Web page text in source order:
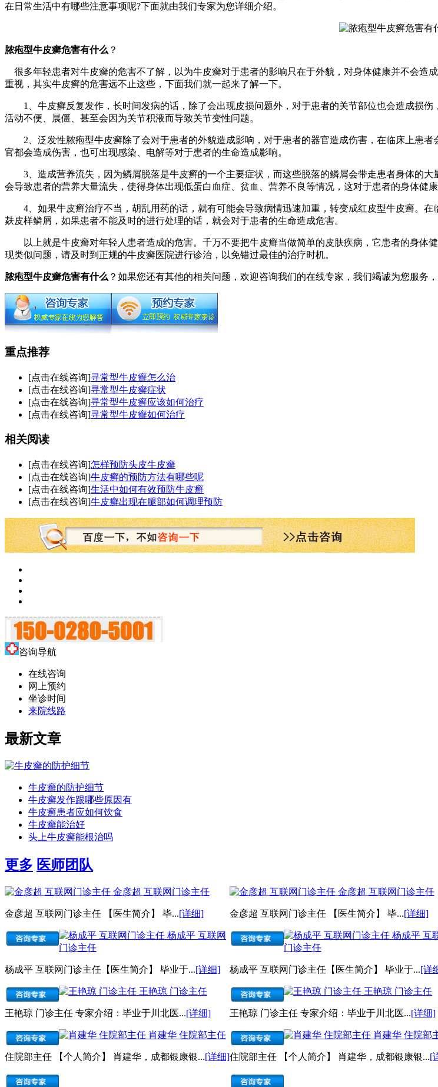
在日常生活中有哪些注意事项呢?下面就由我们专家为您详细介绍。
脓疱型牛皮癣危害有什么 ？
很多年轻患者对牛皮癣的危害不了解，以为牛皮癣对于患者的影响只在于外貌，对身体健康并不会造
重视，其实牛皮癣的危害远不止这些，下面我们就一起来了解一下。
1、牛皮癣反复发作，长时间发病的话，除了会出现皮损问题外，对于患者的关节部位也会造成损伤
活动不便、晨僵、甚至会因为关节积液而导致关节变性问题。
2、泛发性脓疱型牛皮癣除了会对于患者的外貌造成影响，对于患者的器官造成伤害，在临床上患者
官都会造成伤害，也可出现感染、电解等对于患者的生命造成影响。
3、造成营养流失，因为鳞屑脱落是牛皮癣的一个主要症状，而这些脱落的鳞屑会带走患者身体的大
会导致患者的营养大量流失，使得身体出现低蛋白血症、贫血、营养不良等情况，这对于患者的身体健
4、如果牛皮癣治疗不当，胡乱用药的话，就有可能会导致病情迅速加重，转变成红皮型牛皮癣。在
麸皮样鳞屑，如果患者不能及时的进行处理的话，就会对于患者的生命造成危害。
以上就是牛皮癣对年轻人患者造成的危害。千万不要把牛皮癣当做简单的皮肤疾病，它患者的身体
现类似问题，请及时到正规的牛皮癣医院进行诊治，以免错过最佳的治疗时机。
脓疱型牛皮癣危害有什么 ？如果您还有其他的相关问题，欢迎咨询我们的在线专家，我们竭诚为您服务，
重点推荐
[点击在线咨询]寻常型牛皮癣怎么治
[点击在线咨询]寻常型牛皮癣症状
[点击在线咨询]寻常型牛皮癣应该如何治疗
[点击在线咨询]寻常型牛皮癣如何治疗
相关阅读
[点击在线咨询]怎样预防头皮牛皮癣
[点击在线咨询]牛皮癣的预防方法有哪些呢
[点击在线咨询]生活中如何有效预防牛皮癣
[点击在线咨询]牛皮癣出现在腿部如何调理预防
咨询导航
在线咨询
网上预约
坐诊时间
来院线路
最新文章
牛皮癣的防护细节
牛皮癣发作跟哪些原因有
牛皮癣患者应如何饮食
牛皮癣能治好
头上牛皮癣能根治吗
更多 医师团队
金彦超 互联网门诊主任
金彦超 互联网门诊主任 【医生简介】 毕...[详细]
杨成平 互联网
门诊主任
杨成平 互联网门诊主任【医生简介】 毕业于...[详细]
王艳琼 门诊主任
王艳琼 门诊主任 专家介绍：毕业于川北医...[详细]
肖建华 住院部主任
住院部主任 【个人简介】 肖建华，成都银康银...[详细]
金彦超 互联网门诊主任
金彦超 互联网门诊主任 【医生简介】 毕...[详细]
杨成平 互
门诊主任
杨成平 互联网门诊主任【医生简介】 毕业于...[详
王艳琼 门诊主任
王艳琼 门诊主任 专家介绍：毕业于川北医...[详细]
肖建华 住院部
住院部主任 【个人简介】 肖建华，成都银康银...[